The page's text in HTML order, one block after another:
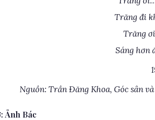
Trăng đi
Trăng
Sáng hơn
Nguồn: Trần Đăng Khoa, Góc sân
Ảnh Bác